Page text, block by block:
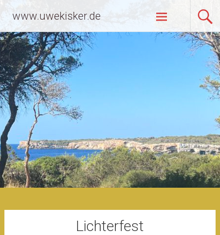
Inhalt
springen
www.uwekisker.de
Lichterfest